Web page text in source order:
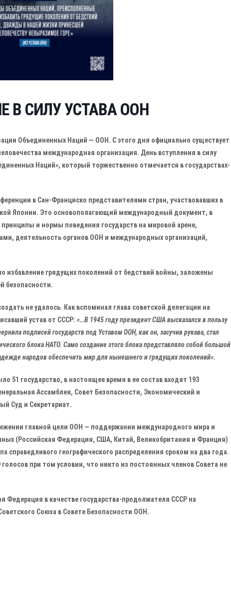
В СИЛУ УСТАВА ООН
Объединенных Наций — ООН. С этого дня официально существует
международная организация. День вступления в силу
Наций», который торжественно отмечается в государствах-
в Сан-Франциско представителями стран, участвовавших в
Японии. Это основополагающий международный документ, в
и нормы поведения государств на мировой арене,
деятельность органов ООН и международных организаций,
избавление грядущих поколений от бедствий войны, заложены
безопасности.
не удалось. Как вспоминал глава советской делегации на
устав от СССР: «…В 1945 году президент США высказался в пользу
подписей государств под Уставом ООН, как он, засучив рукава, стал
блока НАТО. Само создание этого блока представляло собой большой
народов обеспечить мир для нынешнего и грядущих поколений».
51 государство, в настоящее время в ее состав входят 193
Ассамблея, Совет Безопасности, Экономический и
Суд и Секретариат.
главной цели ООН — поддержании международного мира и
(Российская Федерация, США, Китай, Великобритания и Франция)
справедливого географического распределения сроком на два года.
при том условии, что никто из постоянных членов Совета не
Федерация в качестве государства-продолжателя СССР на
Союза в Совете Безопасности ООН.